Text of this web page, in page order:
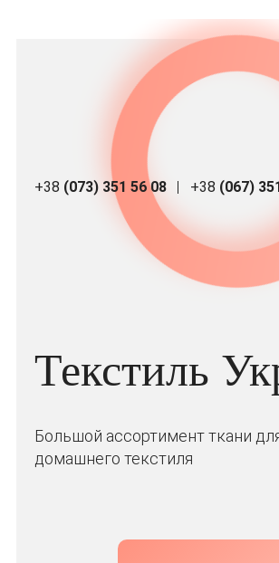
+38 (073) 351 56 08 +38 (067)
Текстиль
Большой ассортимент ткани
домашнего текстиля